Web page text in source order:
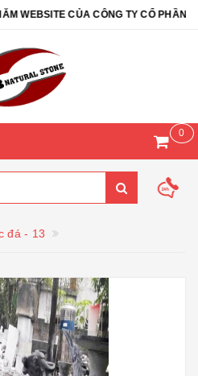
CỦA CÔNG TY CỔ PHẦN
0
đá - 13